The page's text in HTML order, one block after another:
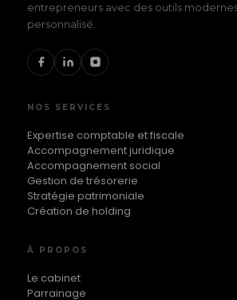
entrepreneurs avec des outils
personnalisé.
NOS SERVICES
Expertise comptable et fiscale
Accompagnement juridique
Accompagnement social
Gestion de trésorerie
Stratégie patrimoniale
Création de holding
À PROPOS
Le cabinet
Parrainage